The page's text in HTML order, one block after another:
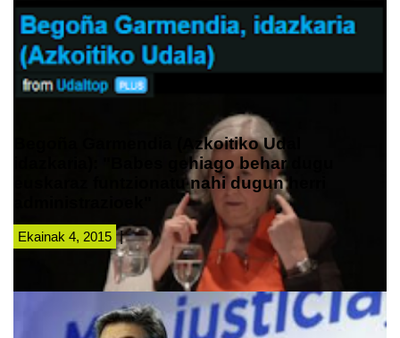
Begoña Garmendia (Azkoitiko Udal
idazkaria): "Babes gehiago behar dugu
euskaraz funtzionatu nahi dugun herri
Ekainak 4, 2015 |